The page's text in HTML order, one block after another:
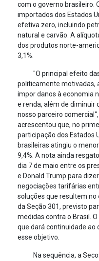
com o governo brasileiro.
importados dos Estados
efetiva zero, incluindo
natural e carvão. A
dos produtos norte-
3,1%.
"O principal efeito
politicamente motivadas,
impor danos à economia
e renda, além de diminuir
nosso parceiro
acrescentou que, no
participação dos Estados
brasileiras atingiu o
9,4%. A nota ainda
dia 7 de maio entre os
e Donald Trump para
negociações tarifárias
soluções que resultem
da Seção 301, previsto
medidas contra o Brasil.
que dará continuidade ao
esse objetivo.
Na sequência, a